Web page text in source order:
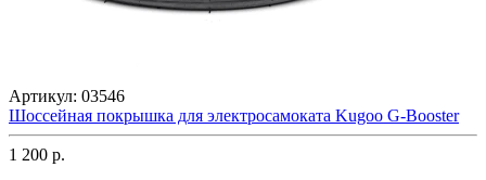
Артикул: 03546
Шоссейная покрышка для электросамоката Kugoo G-Booster
1 200 р.